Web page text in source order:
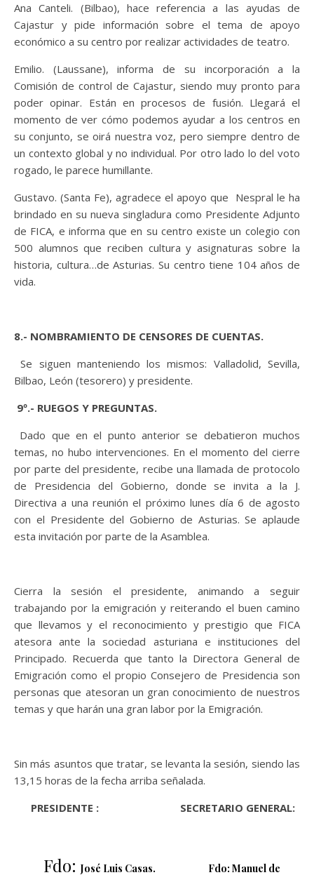
Ana Canteli. (Bilbao), hace referencia a las ayudas de
Cajastur y pide información sobre el tema de apoyo
económico a su centro por realizar actividades de teatro.
Emilio. (Laussane), informa de su incorporación a la
Comisión de control de Cajastur, siendo muy pronto para
poder opinar. Están en procesos de fusión. Llegará el
momento de ver cómo podemos ayudar a los centros en
su conjunto, se oirá nuestra voz, pero siempre dentro de
un contexto global y no individual. Por otro lado lo del voto
rogado, le parece humillante.
Gustavo. (Santa Fe), agradece el apoyo que Nespral le ha
brindado en su nueva singladura como Presidente Adjunto
de FICA, e informa que en su centro existe un colegio con
500 alumnos que reciben cultura y asignaturas sobre la
historia, cultura…de Asturias. Su centro tiene 104 años de
vida.
8.- NOMBRAMIENTO DE CENSORES DE CUENTAS.
Se siguen manteniendo los mismos: Valladolid, Sevilla,
Bilbao, León (tesorero) y presidente.
9º.- RUEGOS Y PREGUNTAS.
Dado que en el punto anterior se debatieron muchos
temas, no hubo intervenciones. En el momento del cierre
por parte del presidente, recibe una llamada de protocolo
de Presidencia del Gobierno, donde se invita a la J.
Directiva a una reunión el próximo lunes día 6 de agosto
con el Presidente del Gobierno de Asturias. Se aplaude
esta invitación por parte de la Asamblea.
Cierra la sesión el presidente, animando a seguir
trabajando por la emigración y reiterando el buen camino
que llevamos y el reconocimiento y prestigio que FICA
atesora ante la sociedad asturiana e instituciones del
Principado. Recuerda que tanto la Directora General de
Emigración como el propio Consejero de Presidencia son
personas que atesoran un gran conocimiento de nuestros
temas y que harán una gran labor por la Emigración.
Sin más asuntos que tratar, se levanta la sesión, siendo las
13,15 horas de la fecha arriba señalada.
PRESIDENTE : SECRETARIO GENERAL:
Fdo: José Luis Casas. Fdo: Manuel de